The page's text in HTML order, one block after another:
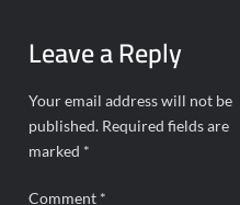
Leave a Reply
Your email address will not be
published. Required fields are
marked *
Comment *